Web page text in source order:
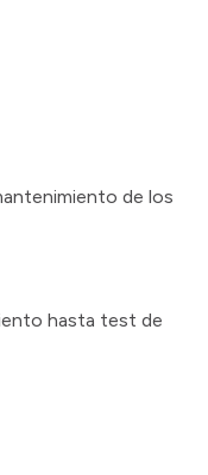
de los
hasta test de